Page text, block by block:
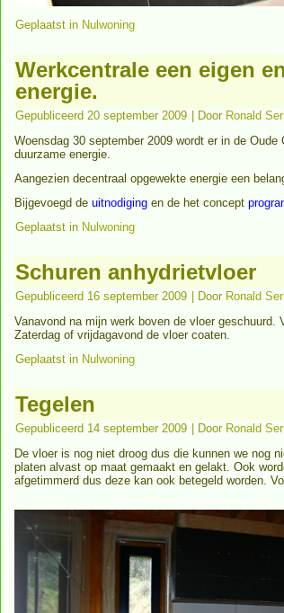
Geplaatst in Nulwoning
Werkcentrale een eigen
energie.
Gepubliceerd 20 september 2009 Door Ronald
Woensdag 30 september 2009 wordt er in de
duurzame energie.
Aangezien decentraal opgewekte energie een
Bijgevoegd de uitnodiging en de het concept
Geplaatst in Nulwoning
Schuren anhydrietvloer
Gepubliceerd 16 september 2009 Door Ronald
Vanavond na mijn werk boven de vloer
Zaterdag of vrijdagavond de vloer coaten.
Geplaatst in Nulwoning
Tegelen
Gepubliceerd 14 september 2009 Door Ronald
De vloer is nog niet droog dus die kunnen we nog
platen alvast op maat gemaakt en gelakt. Ook
afgetimmerd dus deze kan ook betegeld worden.